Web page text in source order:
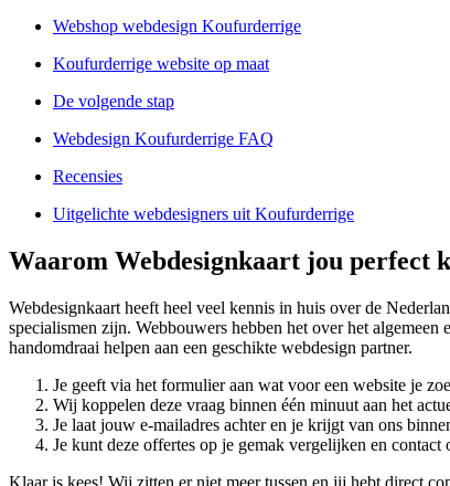
Webshop webdesign Koufurderrige
Koufurderrige website op maat
De volgende stap
Webdesign Koufurderrige FAQ
Recensies
Uitgelichte webdesigners uit Koufurderrige
Waarom Webdesignkaart jou perfect
Webdesignkaart heeft heel veel kennis in huis over de
specialismen zijn. Webbouwers hebben het over het
handomdraai helpen aan een geschikte webdesign partner.
Je geeft via het formulier aan wat voor een website je
Wij koppelen deze vraag binnen één minuut aan het
Je laat jouw e-mailadres achter en je krijgt van ons
Je kunt deze offertes op je gemak vergelijken en
Klaar is kees! Wij zitten er niet meer tussen en jij hebt direct